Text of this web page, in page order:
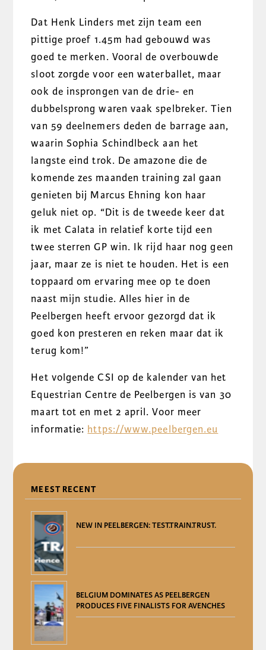
Dat Henk Linders met zijn team een
pittige proef 1.45m had gebouwd was
goed te merken. Vooral de overbouwde
sloot zorgde voor een waterballet, maar
ook de insprongen van de drie- en
dubbelsprong waren vaak spelbreker. Tien
van 59 deelnemers deden de barrage aan,
waarin Sophia Schindlbeck aan het
langste eind trok. De amazone die de
komende zes maanden training zal gaan
genieten bij Marcus Ehning kon haar
geluk niet op. “Dit is de tweede keer dat
ik met Calata in relatief korte tijd een
twee sterren GP win. Ik rijd haar nog geen
jaar, maar ze is niet te houden. Het is een
toppaard om ervaring mee op te doen
naast mijn studie. Alles hier in de
Peelbergen heeft ervoor gezorgd dat ik
goed kon presteren en reken maar dat ik
terug kom!”
Het volgende CSI op de kalender van het
Equestrian Centre de Peelbergen is van 30
maart tot en met 2 april. Voor meer
informatie: https://www.peelbergen.eu
MEEST RECENT
NEW IN PEELBERGEN: TEST.TRAIN.TRUST.
BELGIUM DOMINATES AS PEELBERGEN
PRODUCES FIVE FINALISTS FOR AVENCHES